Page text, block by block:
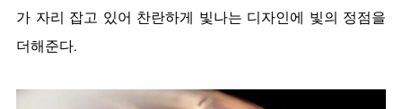
가 자리 잡고 있어 찬란하게 빛나는 디자인에 빛의 정점을
더해준다.